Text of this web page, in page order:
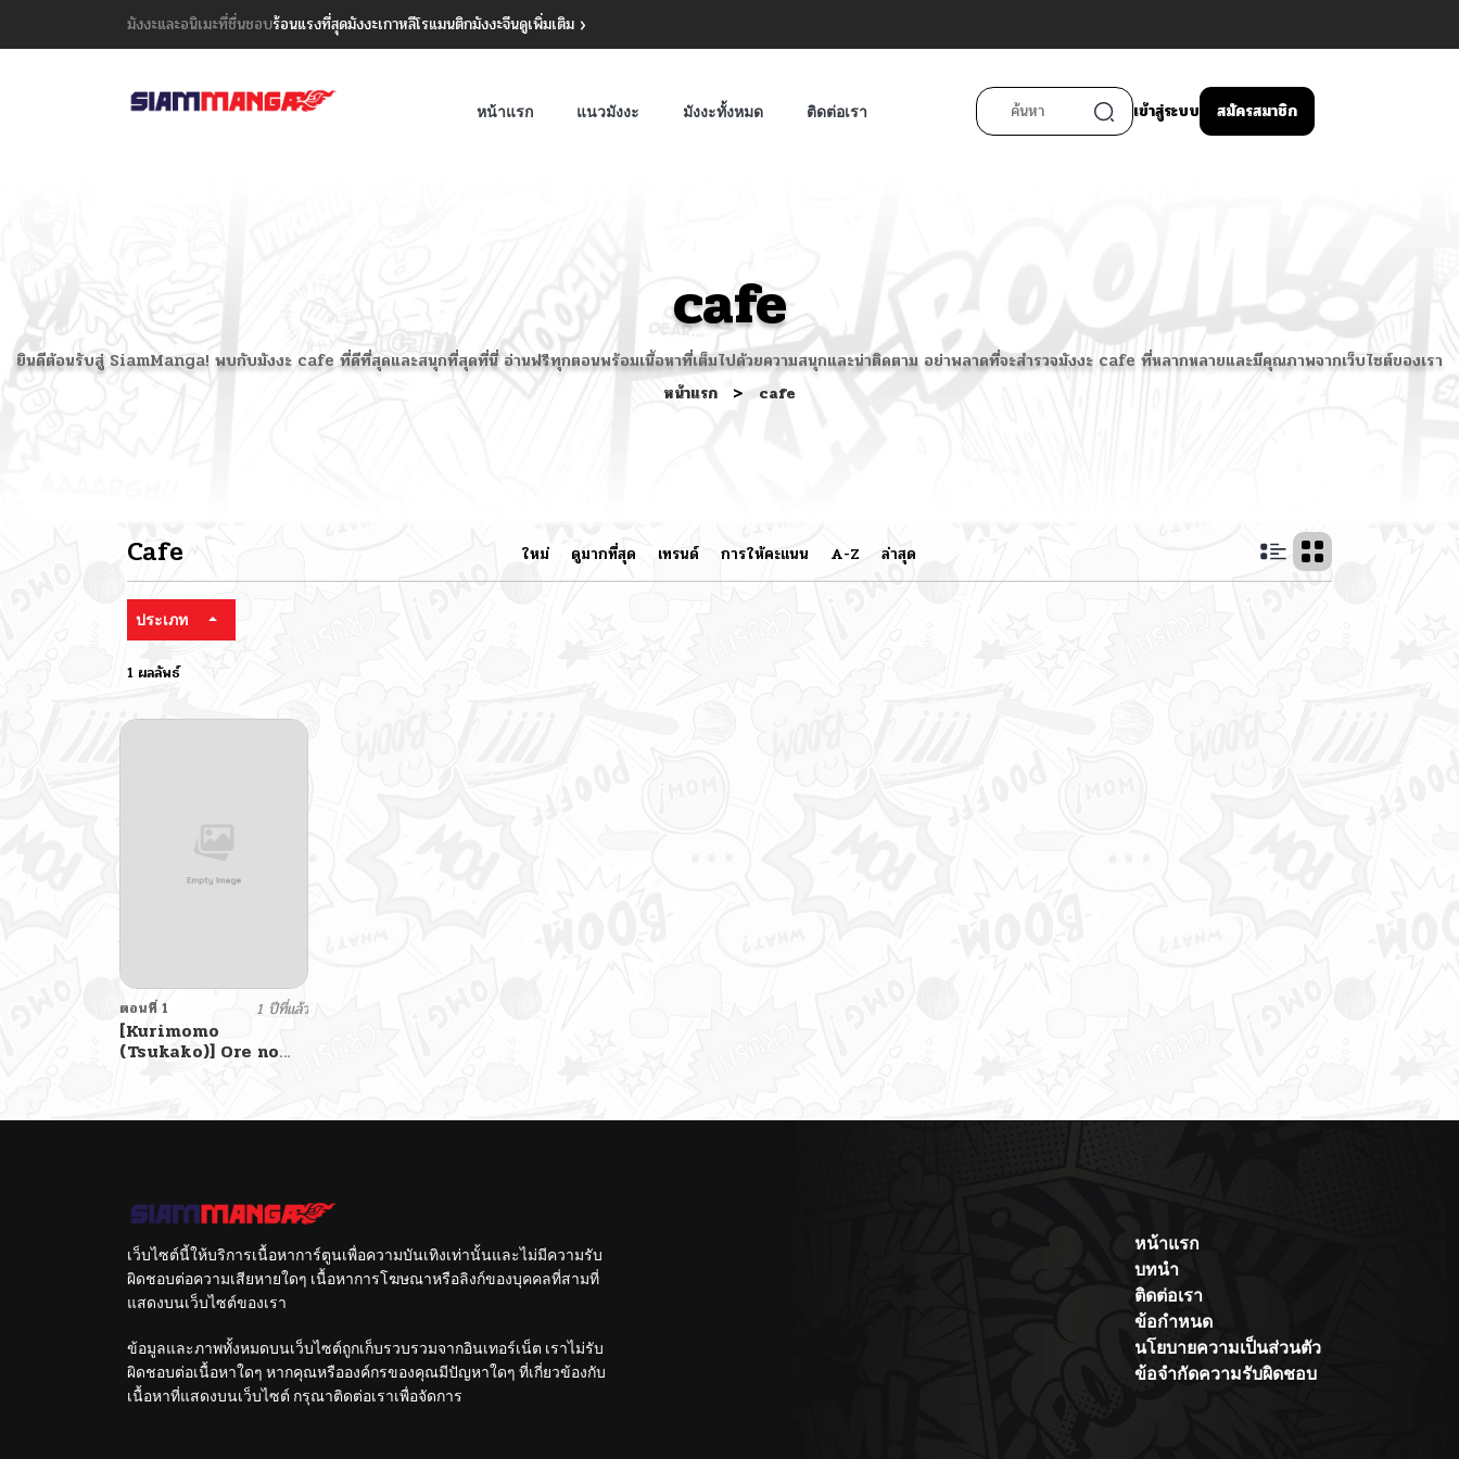
มังงะและอนิเมะที่ชื่นชอบร้อนแรงที่สุดมังงะเกาหลีโรแมนติกมังงะจีนดูเพิ่มเติม
หน้าแรก แนวมังงะ มังงะทั้งหมด ติดต่อเรา เข้าสู่ระบบ สมัครสมาชิก
cafe
ยินดีต้อนรับสู่ SiamManga! พบกับมังงะ cafe ที่ดีที่สุดและสนุกที่สุดที่นี่ อ่านฟรีทุกตอนพร้อมเนื้อหาที่เต็มไปด้วยความสนุกและน่าติดตาม อย่าพลาดที่จะสำรวจมังงะ cafe ที่หลากหลายและมีคุณภาพจากเว็บไซต์ของเรา
หน้าแรก > cafe
Cafe ใหม่ ดูมากที่สุด เทรนด์ การให้คะแนน A-Z ล่าสุด
ประเภท
1 ผลลัพธ์
ตอนที่ 1 1 ปีที่แล้ว
[Kurimomo
(Tsukako)] Ore no
เพื่อนสมัยเด็กที่น่ารักของ
เว็บไซต์นี้ให้บริการเนื้อหาการ์ตูนเพื่อความบันเทิงเท่านั้นและไม่มีความรับ
ผิดชอบต่อความเสียหายใดๆ เนื้อหาการโฆษณาหรือลิงก์ของบุคคลที่สามที่
แสดงบนเว็บไซต์ของเรา
ข้อมูลและภาพทั้งหมดบนเว็บไซต์ถูกเก็บรวบรวมจากอินเทอร์เน็ต เราไม่รับ
ผิดชอบต่อเนื้อหาใดๆ หากคุณหรือองค์กรของคุณมีปัญหาใดๆ ที่เกี่ยวข้องกับ
เนื้อหาที่แสดงบนเว็บไซต์ กรุณาติดต่อเราเพื่อจัดการ
หน้าแรก
บทนำ
ติดต่อเรา
ข้อกำหนด
นโยบายความเป็นส่วนตัว
ข้อจำกัดความรับผิดชอบ